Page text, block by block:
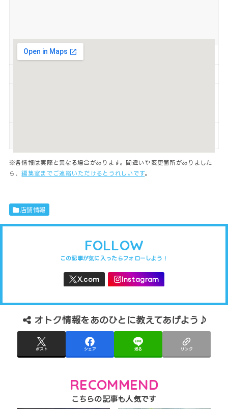
営業時間 11:00～22:00
※各情報は実際と異なる場合があります。間違いや変更箇所がありました
ら、編集室までご連絡いただけるとうれしいです。
店舗情報
FOLLOW
オトク情報をあのひとに教えてあげよう♪
ポスト シェア 送る リンク
RECOMMEND